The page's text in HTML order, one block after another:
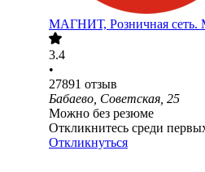
МАГНИТ, Розничная сеть.
3.4
•
27891 отзыв
Бабаево, Советская, 25
Можно без резюме
Откликнитесь среди
Откликнуться